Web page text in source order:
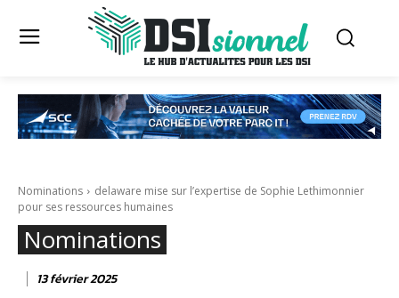
Nominations
delaware mise sur l’expertise de Sophie Lethimonnier
pour ses ressources humaines
Nominations
13 février 2025